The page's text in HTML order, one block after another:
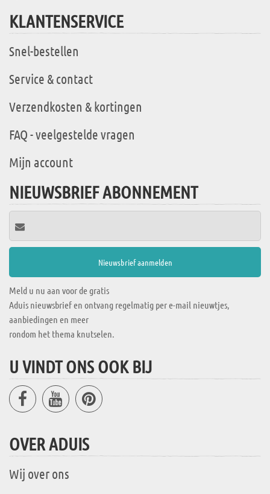
KLANTENSERVICE
Snel-bestellen
Service & contact
Verzendkosten & kortingen
FAQ - veelgestelde vragen
Mijn account
NIEUWSBRIEF ABONNEMENT
Meld u nu aan voor de gratis
Aduis nieuwsbrief en ontvang regelmatig per e-mail nieuwtjes,
aanbiedingen en meer
rondom het thema knutselen.
U VINDT ONS OOK BIJ
OVER ADUIS
Wij over ons